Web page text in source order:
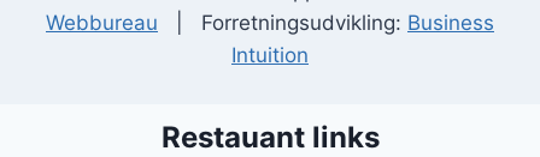
Webbureau | Forretningsudvikling: Business
Intuition
Restauant links